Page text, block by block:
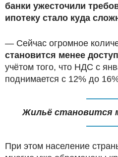
банки ужесточили
ипотеку стало куда
— Сейчас огромное
становится менее
учётом того, что НДС с
поднимается с 12% до
Жильё становится
При этом население